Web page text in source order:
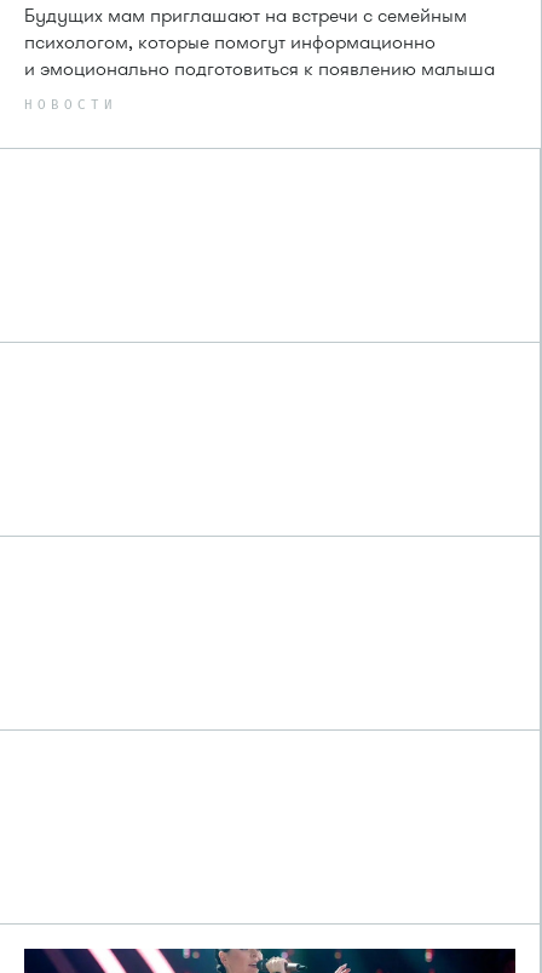
Будущих мам приглашают на встречи с семейным
психологом, которые помогут информационно
и эмоционально подготовиться к появлению малыша
НОВОСТИ